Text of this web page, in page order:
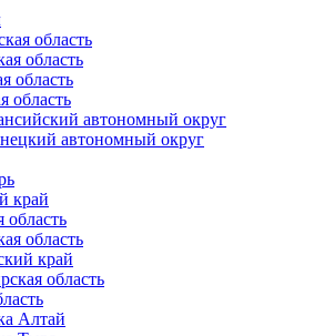
область
область
область
область
автономный округ
автономный округ
край
область
область
край
область
Алтай